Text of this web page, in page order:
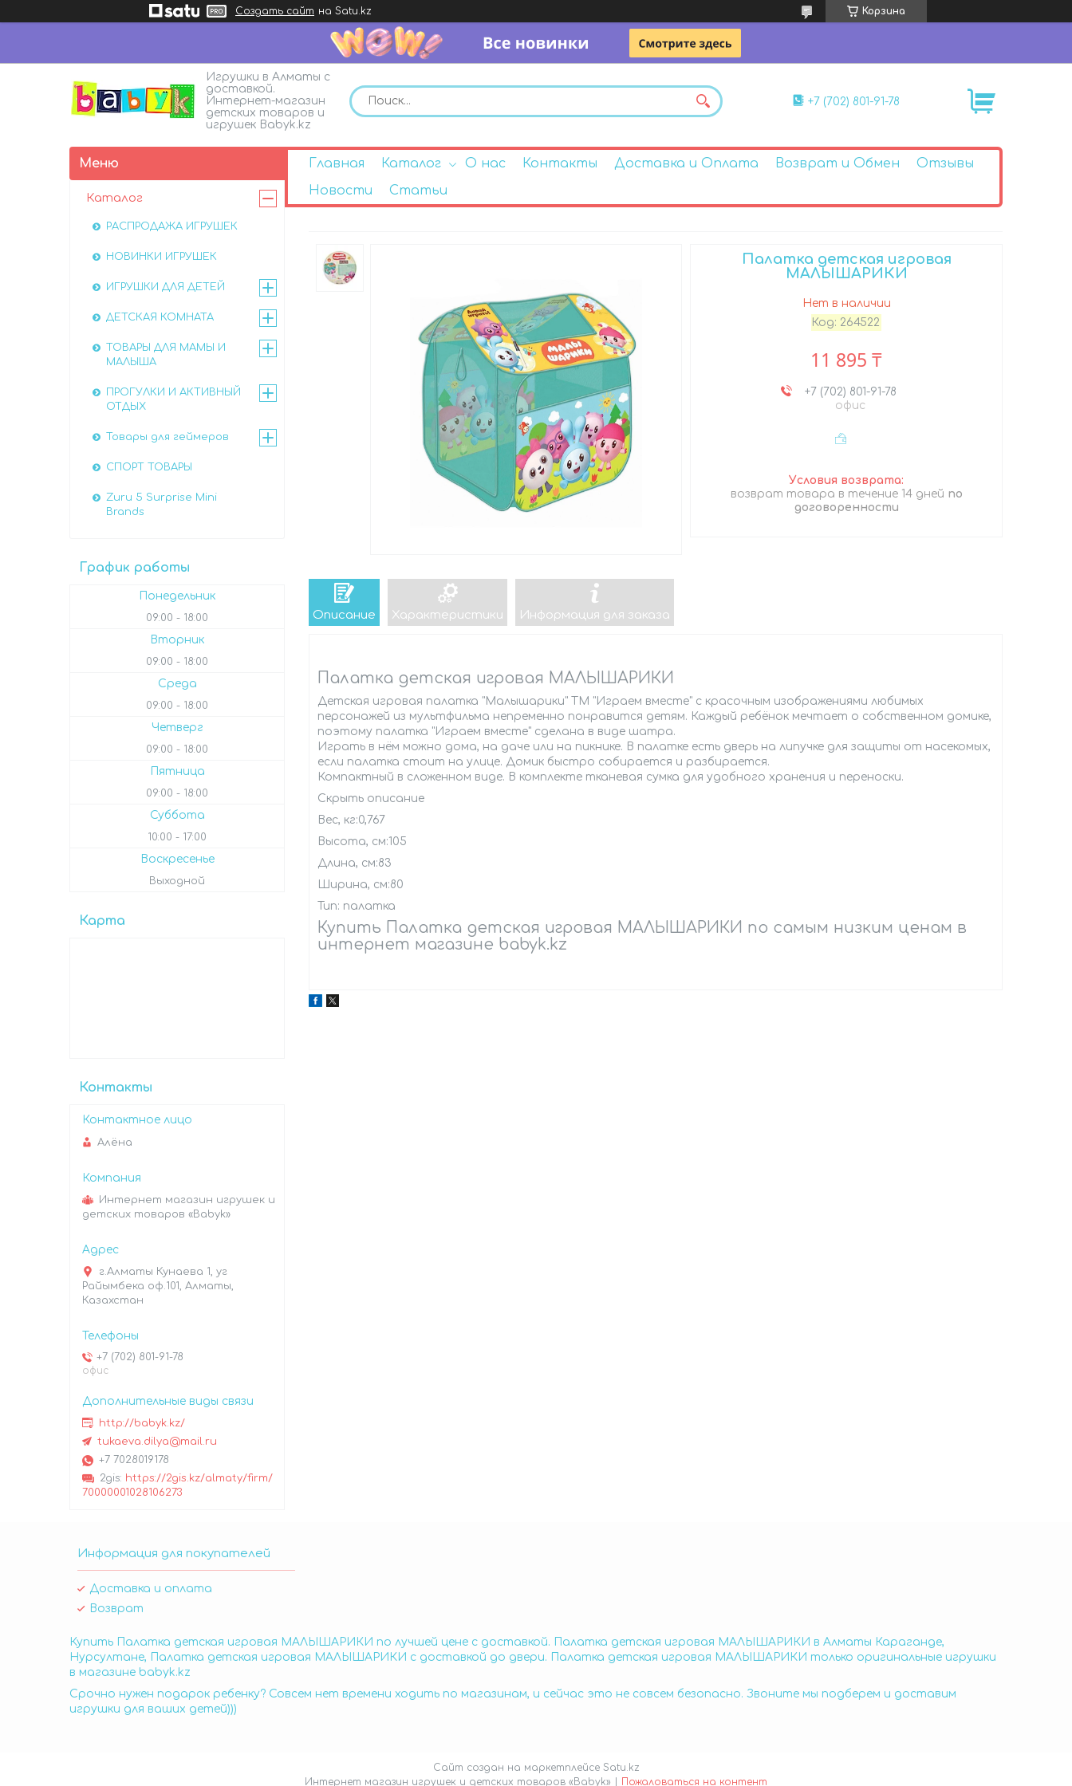
Создать сайт на Satu.kz Корзина
Игрушки в Алматы с
доставкой.
Интернет-магазин
детских товаров и
игрушек Babyk.kz
+7 (702) 801-91-78
Главная Каталог О нас Контакты Доставка и Оплата Возврат и Обмен
Отзывы
Новости
Статьи
Палатка детская игровая
МАЛЫШАРИКИ
Нет в наличии
Код: 264522
11 895 ₸
+7 (702) 801-91-78
офис
возврат товара в течение 14 дней по
договоренности
Описание Характеристики Информация для заказа
Палатка детская игровая МАЛЫШАРИКИ
Детская игровая палатка "Малышарики" ТМ "Играем вместе" с красочным изображениями любимых
персонажей из мультфильма непременно понравится детям. Каждый ребёнок мечтает о собственном домике,
поэтому палатка "Играем вместе" сделана в виде шатра.
Играть в нём можно дома, на даче или на пикнике. В палатке есть дверь на липучке для защиты от насекомых,
если палатка стоит на улице. Домик быстро собирается и разбирается.
Компактный в сложенном виде. В комплекте тканевая сумка для удобного хранения и переноски.
Скрыть описание
Вес, кг:0,767
Высота, см:105
Длина, см:83
Ширина, см:80
Тип: палатка
Купить Палатка детская игровая МАЛЫШАРИКИ по самым низким ценам в
интернет магазине babyk.kz
Каталог
РАСПРОДАЖА ИГРУШЕК
НОВИНКИ ИГРУШЕК
ИГРУШКИ ДЛЯ ДЕТЕЙ
ДЕТСКАЯ КОМНАТА
ТОВАРЫ ДЛЯ МАМЫ И
МАЛЫША
ПРОГУЛКИ И АКТИВНЫЙ
ОТДЫХ
Товары для геймеров
СПОРТ ТОВАРЫ
Zuru 5 Surprise Mini
Brands
График работы
Понедельник
09:00 18:00
Вторник
09:00 18:00
Среда
09:00 18:00
Четверг
09:00 18:00
Пятница
09:00 18:00
Суббота
10:00 17:00
Воскресенье
Выходной
Карта
Контакты
Алёна
Интернет магазин игрушек и
детских товаров «Babyk»
г.Алматы Кунаева 1, уг
Райымбека оф.101, Алматы,
Казахстан
+7 (702) 801-91-78
офис
http://babyk.kz/
tukaeva.dilya@mail.ru
+7 7028019178
2gis https://2gis.kz/almaty/firm/
70000001028106273
Информация для покупателей
Доставка и оплата
Возврат
Купить Палатка детская игровая МАЛЫШАРИКИ по лучшей цене с доставкой. Палатка детская игровая МАЛЫШАРИКИ в Алматы Караганде,
Нурсултане, Палатка детская игровая МАЛЫШАРИКИ с доставкой до двери. Палатка детская игровая МАЛЫШАРИКИ только оригинальные игрушки
в магазине babyk.kz
Срочно нужен подарок ребенку? Совсем нет времени ходить по магазинам, и сейчас это не совсем безопасно. Звоните мы подберем и доставим
игрушки для ваших детей)))
Сайт создан на маркетплейсе Satu.kz
Пожаловаться на контент